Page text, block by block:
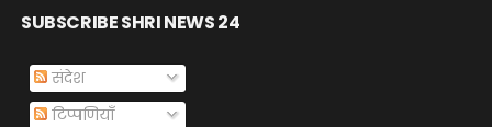
SUBSCRIBE SHRI NEWS 24
संदेश
टिप्पणियाँ